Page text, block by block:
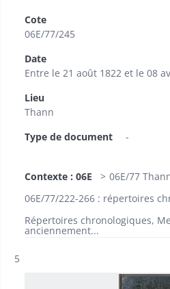
Cote
06E/77/245
Date
Entre le 21 août 1822 et le 08
Lieu
Thann
Type de document
-
Contexte : 06E
06E/77
06E/77/222-266 : répertoires
Répertoires chronologiques,
anciennement...
Résultat n°
5